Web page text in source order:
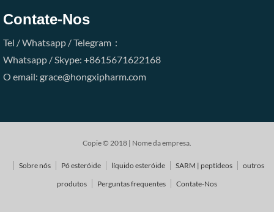
Contate-Nos
Tel / Whatsapp / Telegram：
Whatsapp / Skype: +8615671622168
O email: grace@hongxipharm.com
Copie © 2018 | Nome da empresa.
Sobre nós Pó esteróide líquido esteróide SARM | peptídeos
outros
produtos
Perguntas frequentes Contate-Nos